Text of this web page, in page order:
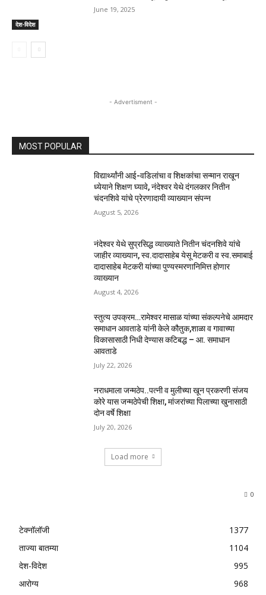
देश-विदेश
June 19, 2025
- Advertisment -
MOST POPULAR
विद्यार्थ्यांनी आई-वडिलांचा व शिक्षकांचा सन्मान राखून
ध्येयाने शिक्षण घ्यावे, नंदेश्वर येथे दंगलकार नितीन
चंदनशिवे यांचे प्रेरणादायी व्याख्यान संपन्न
August 5, 2026
नंदेश्वर येथे सुप्रसिद्ध व्याख्याते नितीन चंदनशिवे यांचे
जाहीर व्याख्यान, स्व.दादासाहेब येसू मेटकरी व स्व.समाबाई
दादासाहेब मेटकरी यांच्या पुण्यस्मरणानिमित्त होणार
व्याख्यान
August 4, 2026
स्तुत्य उपक्रम…रामेश्वर मासाळ यांच्या संकल्पनेचे आमदार
समाधान आवताडे यांनी केले कौतुक,शाळा व गावाच्या
विकासासाठी निधी देण्यास कटिबद्ध – आ. समाधान
आवताडे
July 22, 2026
नराधमाला जन्मठेप..पत्नी व मुलीच्या खून प्रकरणी संजय
कोरे यास जन्मठेपेची शिक्षा, मांजरांच्या पिलाच्या खुनासाठी
दोन वर्षे शिक्षा
July 20, 2026
Load more
0
टेक्नॉलॉजी
1377
ताज्या बातम्या
1104
देश-विदेश
995
आरोग्य
968